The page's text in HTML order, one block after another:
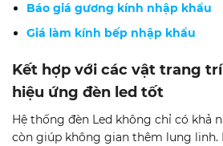
Báo giá gương kính nhập khẩu
Giá làm kính bếp nhập khẩu
Kết hợp với các vật trang
hiệu ứng đèn led tốt
Hệ thống đèn Led không chỉ có khả
còn giúp không gian thêm lung linh.